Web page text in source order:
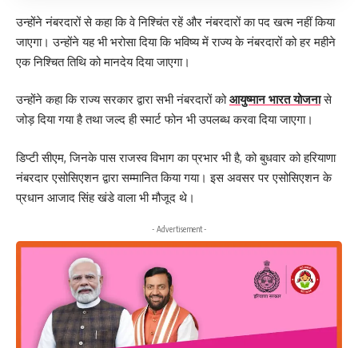
उन्होंने नंबरदारों से कहा कि वे निश्चिंत रहें और नंबरदारों का पद खत्म नहीं किया
जाएगा। उन्होंने यह भी भरोसा दिया कि भविष्य में राज्य के नंबरदारों को हर महीने
एक निश्चित तिथि को मानदेय दिया जाएगा।
उन्होंने कहा कि राज्य सरकार द्वारा सभी नंबरदारों कोआयुष्मान भारत योजनासे
जोड़ दिया गया है तथा जल्द ही स्मार्ट फोन भी उपलब्ध करवा दिया जाएगा।
डिप्टी सीएम, जिनके पास राजस्व विभाग का प्रभार भी है, को बुधवार को हरियाणा
नंबरदार एसोसिएशन द्वारा सम्मानित किया गया। इस अवसर पर एसोसिएशन के
प्रधान आजाद सिंह खंडे वाला भी मौजूद थे।
- Advertisement -